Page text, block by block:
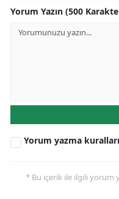
Yorum Yazın (500
Yorum yazma
* Bu içerik ile ilgili yorum